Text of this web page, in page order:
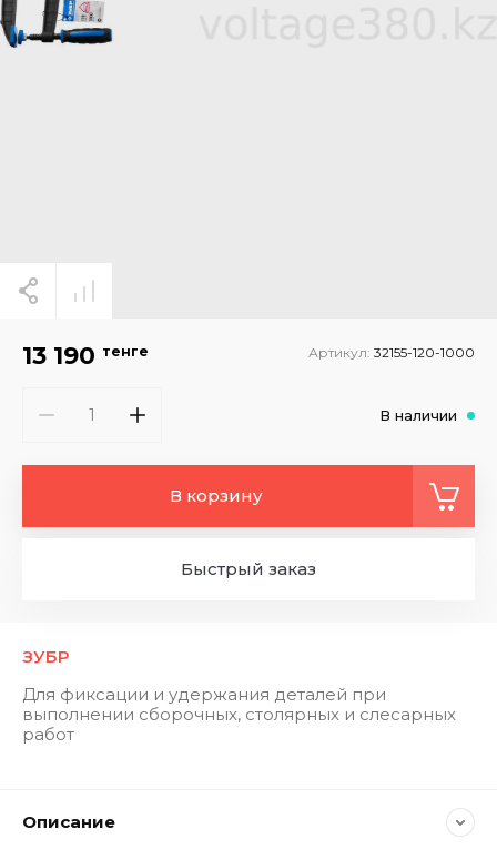
ЗУБР
Для фиксации и удержания деталей при
выполнении сборочных, столярных и слесарных
работ
13 190 тенге Артикул: 32155-120-1000
В наличии
В корзину
Быстрый заказ
Описание